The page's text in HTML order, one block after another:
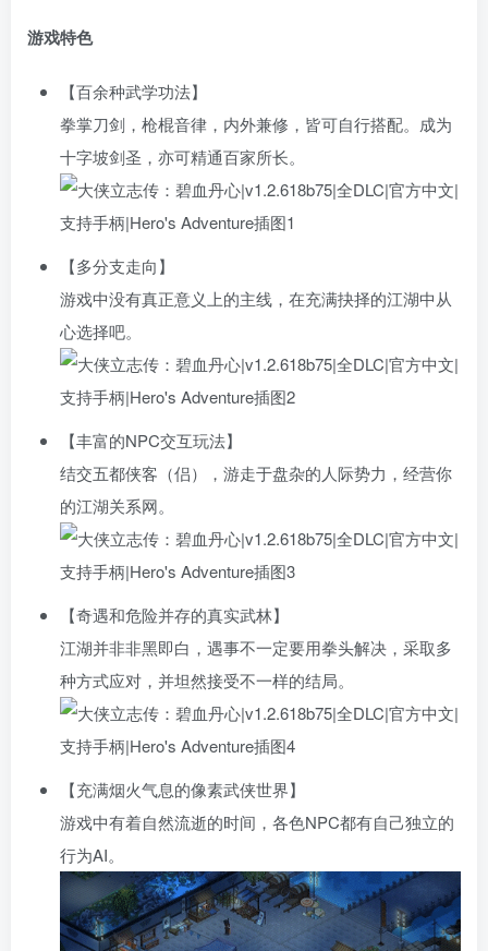
游戏特色
【百余种武学功法】
拳掌刀剑，枪棍音律，内外兼修，皆可自行搭配。成为
十字坡剑圣，亦可精通百家所长。
【多分支走向】
游戏中没有真正意义上的主线，在充满抉择的江湖中从
心选择吧。
【丰富的NPC交互玩法】
结交五都侠客（侣），游走于盘杂的人际势力，经营你
的江湖关系网。
【奇遇和危险并存的真实武林】
江湖并非非黑即白，遇事不一定要用拳头解决，采取多
种方式应对，并坦然接受不一样的结局。
【充满烟火气息的像素武侠世界】
游戏中有着自然流逝的时间，各色NPC都有自己独立的
行为AI。